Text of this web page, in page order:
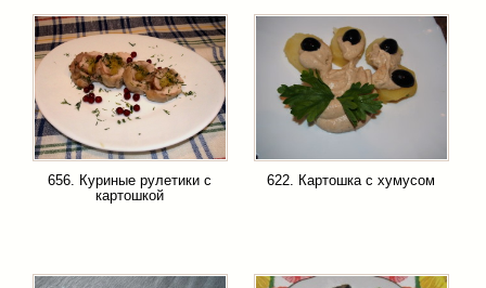
656. Куриные рулетики с
картошкой
622. Картошка с хумусом